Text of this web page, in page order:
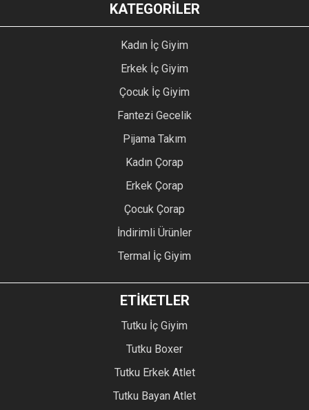
KATEGORİLER
Kadın İç Giyim
Erkek İç Giyim
Çocuk İç Giyim
Fantezi Gecelik
Pijama Takım
Kadın Çorap
Erkek Çorap
Çocuk Çorap
İndirimli Ürünler
Termal İç Giyim
ETİKETLER
Tutku İç Giyim
Tutku Boxer
Tutku Erkek Atlet
Tutku Bayan Atlet